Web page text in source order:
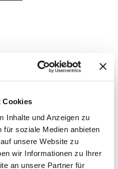
Cookies
Inhalte und Anzeigen zu
für soziale Medien anbieten
unsere Website zu
wir Informationen zu Ihrer
an unsere Partner für